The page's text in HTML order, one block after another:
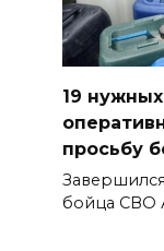
19
просьбу
бойца СВО